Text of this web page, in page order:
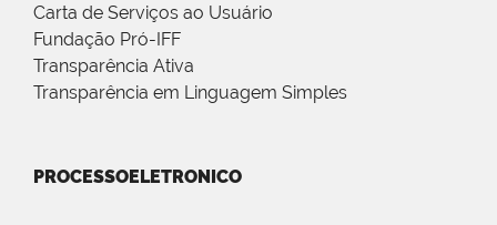
Carta de Serviços ao Usuário
Fundação Pró-IFF
Transparência Ativa
Transparência em Linguagem Simples
PROCESSOELETRONICO